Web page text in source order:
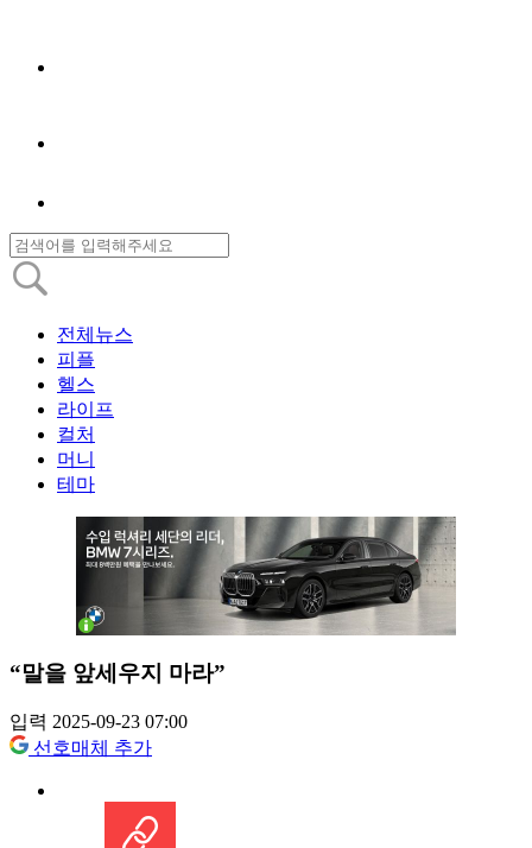
전체뉴스
피플
헬스
라이프
컬처
머니
테마
“말을 앞세우지 마라”
입력 2025-09-23 07:00
선호매체 추가